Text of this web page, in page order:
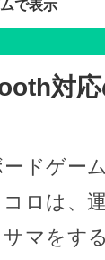
で表示
対
ドゲー
ロは、
マをす